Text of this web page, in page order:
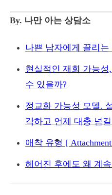
By. 나만 아는 상담소
나쁜 남자에게 끌리는
현실적인 재회 가능
수 있을까?
정교화 가능성 모델.
각하고 언제 대충 넘
애착 유형 [
헤어진 후에도 왜 계